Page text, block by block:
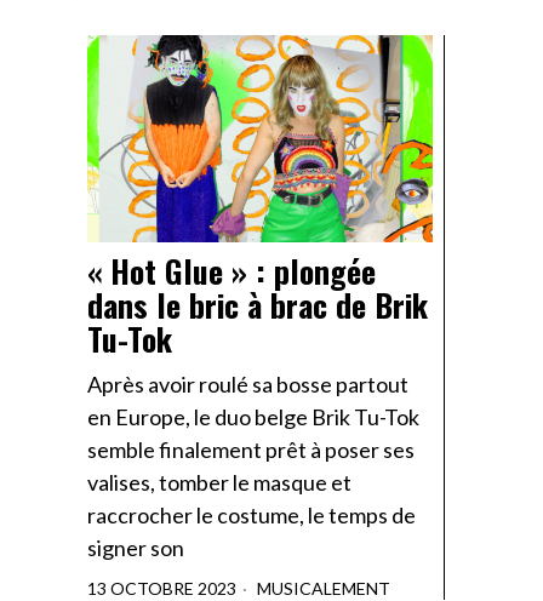
« Hot Glue » : plongée
dans le bric à brac de Brik
Tu-Tok
Après avoir roulé sa bosse partout
en Europe, le duo belge Brik Tu-Tok
semble finalement prêt à poser ses
valises, tomber le masque et
raccrocher le costume, le temps de
signer son
13 OCTOBRE 2023 MUSICALEMENT